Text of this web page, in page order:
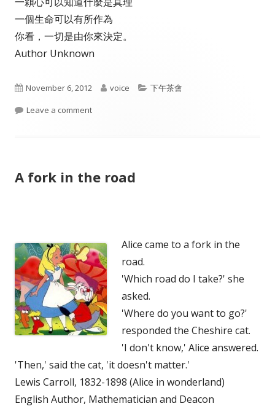
一個生命可以有所作為
你看，一切是由你來決定。
Author Unknown
Published
on
November 6, 2012 Author
voice Categories
下午茶會
Leave a commenton 一切是由你來決定
A fork in the road
Alice came to a fork in the
road.
'Which road do I take?' she
asked.
'Where do you want to go?'
responded the Cheshire cat.
'I don't know,' Alice answered.
'Then,' said the cat, 'it doesn't matter.'
Lewis Carroll, 1832-1898 (Alice in wonderland)
English Author, Mathematician and Deacon